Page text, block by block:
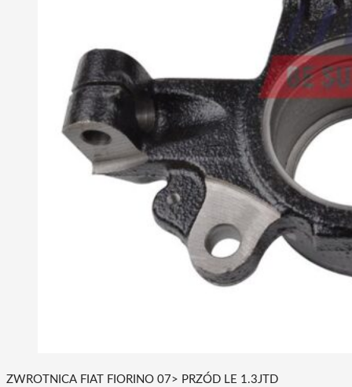
ZWROTNICA FIAT FIORINO 07> PRZÓD LE 1.3JTD